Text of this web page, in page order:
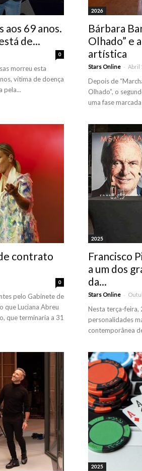
aos 69 anos.
de...
0
morreu esta
vítima de doença
pela...
2026
Bárbara
Olhado” e
artística
Stars Online - Abril
Depois de
Olhado”, o
uma fase
contrato
0
pelo Gabinete de
que Luciana Abreu
que terminaria a 31
2025
Francisco
a um dos
da...
Stars Online -
Nesta terça-feira,
personalidades
contemporânea
2025